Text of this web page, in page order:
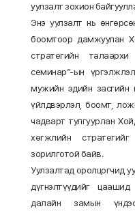
уулзалт зохион
Энэ уулзалт нь
боомтоор дамжуулан
стратегийн
семинар”-ын
мужийн эдийн засгийн
үйлдвэрлэл, боомт,
чадварт тулгуурлан
хөгжлийн
зорилготой байв.
Уулзалтад оролцогчид
дүгнэлтүүдийг
далайн замын